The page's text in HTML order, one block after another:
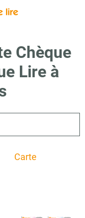
Chèque
Lire à
Carte